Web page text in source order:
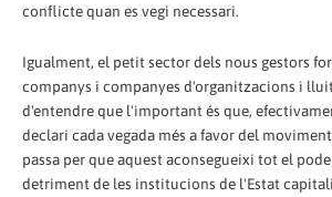
conflicte quan es vegi necessari.
Igualment, el petit sector dels nous gestors
companys i companyes d'organitzacions i
d'entendre que l'important és que,
declari cada vegada més a favor del
passa per que aquest aconsegueixi tot el
detriment de les institucions de l'Estat